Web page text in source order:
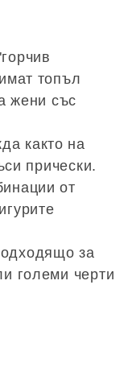
топъл
жени със
както на
прически.
от
за
големи черти